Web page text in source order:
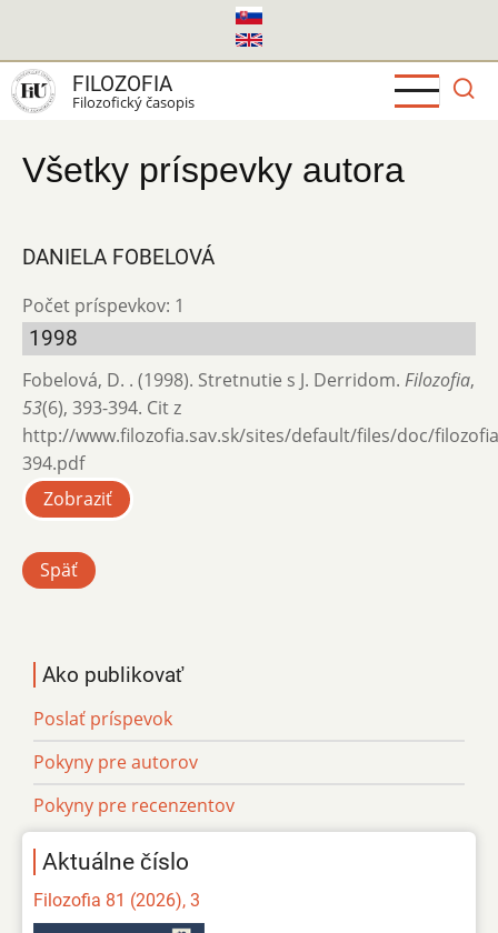
hlavný
obsah
FILOZOFIA
Filozofický časopis
Všetky príspevky autora
DANIELA FOBELOVÁ
Počet príspevkov: 1
1998
Fobelová, D. . (1998). Stretnutie s J. Derridom. Filozofia,
53(6), 393-394. Cit z
http://www.filozofia.sav.sk/sites/default/files/doc/
394.pdf
Zobraziť
Späť
Ako publikovať
Poslať príspevok
Pokyny pre autorov
Pokyny pre recenzentov
Aktuálne číslo
Filozofia 81 (2026), 3